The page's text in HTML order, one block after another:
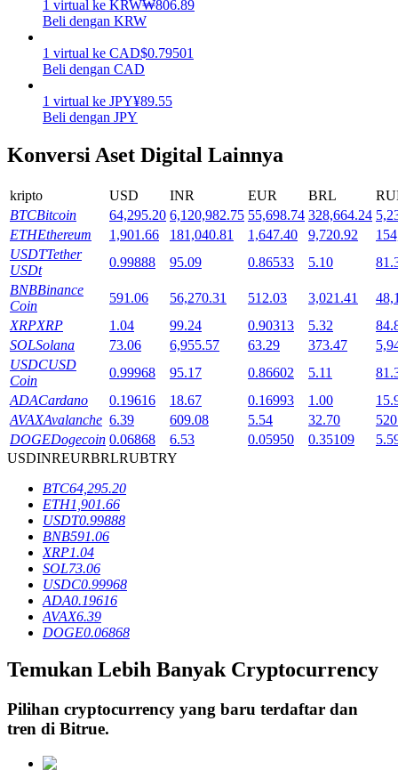
Mempertaruhkan
Launchpool
Staking fleksibel untuk mendapatkan token populer
Penguncian BTR
Investasi eksklusif untuk pemegang BTR
Pinjaman
Layanan pinjaman yang didukung Crypto
1 virtual ke KRW₩806.89
Beli dengan KRW
1 virtual ke CAD$0.79501
Beli dengan CAD
1 virtual ke JPY¥89.55
Beli dengan JPY
Konversi Aset Digital Lainnya
kripto USD INR EUR BRL
BTCBitcoin 64,295.20 6,120,982.75 55,698.74 328,664.24
ETHEthereum 1,901.66 181,040.81 1,647.40 9,720.92
USDTTether
USDt
0.99888 95.09 0.86533 5.10
BNBBinance
Coin
591.06 56,270.31 512.03 3,021.41
XRPXRP 1.04 99.24 0.90313 5.32
SOLSolana 73.06 6,955.57 63.29 373.47
USDCUSD
Coin
0.99968 95.17 0.86602 5.11
ADACardano 0.19616 18.67 0.16993 1.00
AVAXAvalanche 6.39 609.08 5.54 32.70
DOGEDogecoin 0.06868 6.53 0.05950 0.35109
USDINREURBRLRUBTRY
BTC64,295.20
ETH1,901.66
USDT0.99888
BNB591.06
XRP1.04
SOL73.06
USDC0.99968
ADA0.19616
AVAX6.39
DOGE0.06868
Temukan Lebih Banyak Cryptocurrency
Pilihan cryptocurrency yang baru terdaftar dan
tren di Bitrue.